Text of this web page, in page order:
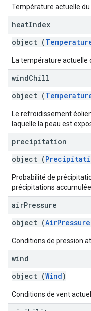
Température actuelle du
heatIndex
object (
La température actuelle
windChill
object (
Le refroidissement
laquelle la peau est
precipitation
object (
Probabilité de
précipitations
airPressure
object (AirPressure
Conditions de pression
wind
object (Wind)
Conditions de vent